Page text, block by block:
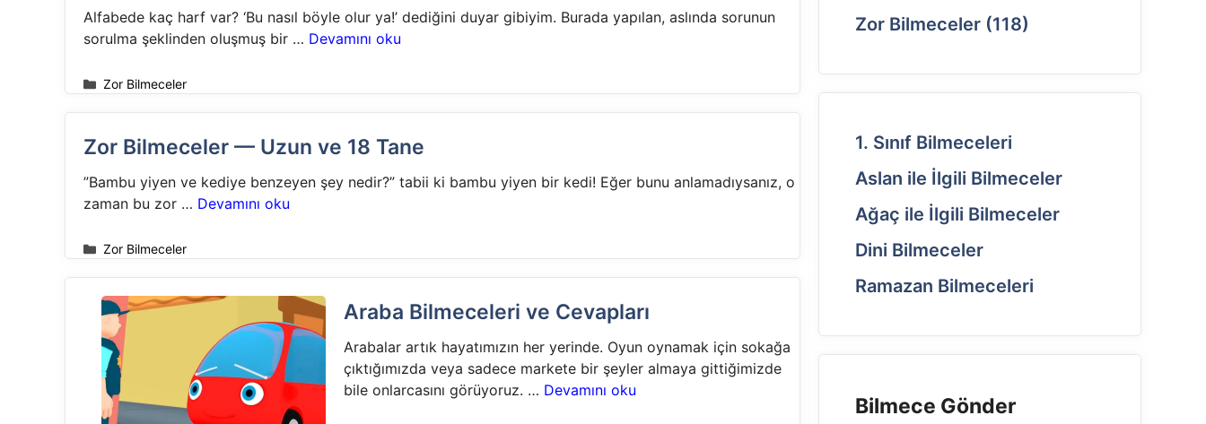
Alfabede kaç harf var? ‘Bu nasıl böyle olur ya!’ dediğini duyar gibiyim. Burada yapılan, aslında sorunun
sorulma şeklinden oluşmuş bir … Devamını oku
Kategoriler
Zor Bilmeceler
Zor Bilmeceler — Uzun ve 18 Tane
”Bambu yiyen ve kediye benzeyen şey nedir?” tabii ki bambu yiyen bir kedi! Eğer bunu anlamadıysanız, o
zaman bu zor … Devamını oku
Kategoriler
Zor Bilmeceler
Araba Bilmeceleri ve Cevapları
Arabalar artık hayatımızın her yerinde. Oyun oynamak için sokağa
çıktığımızda veya sadece markete bir şeyler almaya gittiğimizde
bile onlarcasını görüyoruz. … Devamını oku
Zor Bilmeceler (118)
1. Sınıf Bilmeceleri
Aslan ile İlgili Bilmeceler
Ağaç ile İlgili Bilmeceler
Dini Bilmeceler
Ramazan Bilmeceleri
Bilmece Gönder